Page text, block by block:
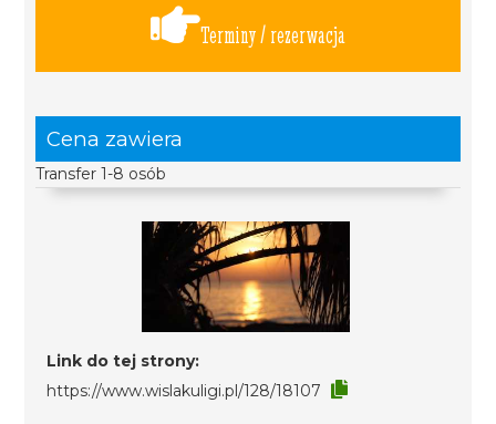
Terminy / rezerwacja
Cena zawiera
Transfer 1-8 osób
Link do tej strony:
https://www.wislakuligi.pl/128/18107